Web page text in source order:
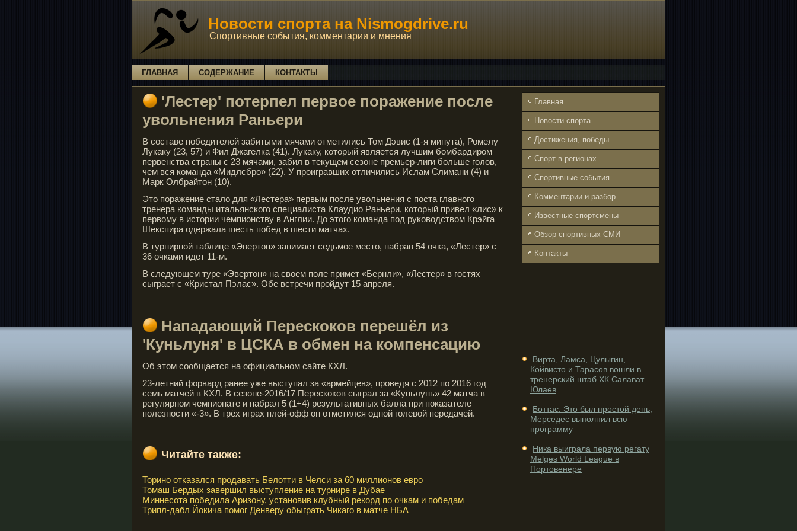
Новости спорта на Nismogdrive.ru
Спортивные события, комментарии и мнения
ГЛАВНАЯ СОДЕРЖАНИЕ КОНТАКТЫ
'Лестер' потерпел первое поражение после
увольнения Раньери
В составе победителей забитыми мячами отметились Том Дэвис (1-я минута), Ромелу
Лукаку (23, 57) и Фил Джагелка (41). Лукаку, который является лучшим бомбардиром
первенства страны с 23 мячами, забил в текущем сезоне премьер-лиги больше голов,
чем вся команда «Мидлсбро» (22). У проигравших отличились Ислам Слимани (4) и
Марк Олбрайтон (10).
Это поражение стало для «Лестера» первым после увольнения с поста главного
тренера команды итальянского специалиста Клаудио Раньери, который привел «лис» к
первому в истории чемпионству в Англии. До этого команда под руководством Крэйга
Шекспира одержала шесть побед в шести матчах.
В турнирной таблице «Эвертон» занимает седьмое место, набрав 54 очка, «Лестер» с
36 очками идет 11-м.
В следующем туре «Эвертон» на своем поле примет «Бернли», «Лестер» в гостях
сыграет с «Кристал Пэлас». Обе встречи пройдут 15 апреля.
Нападающий Перескоков перешёл из
'Куньлуня' в ЦСКА в обмен на компенсацию
Об этом сообщается на официальном сайте КХЛ.
23-летний форвард ранее уже выступал за «армейцев», проведя с 2012 по 2016 год
семь матчей в КХЛ. В сезоне-2016/17 Перескоков сыграл за «Куньлунь» 42 матча в
регулярном чемпионате и набрал 5 (1+4) результативных балла при показателе
полезности «-3». В трёх играх плей-офф он отметился одной голевой передачей.
Читайте также:
Торино отказался продавать Белотти в Челси за 60 миллионов евро
Томаш Бердых завершил выступление на турнире в Дубае
Миннесота победила Аризону, установив клубный рекорд по очкам и победам
Трипл-дабл Йокича помог Денверу обыграть Чикаго в матче НБА
Главная
Новости спорта
Достижения, победы
Спорт в регионах
Спортивные события
Комментарии и разбор
Известные спортсмены
Обзор спортивных СМИ
Контакты
Вирта, Ламса, Цулыгин,
Койвисто и Тарасов вошли в
тренерский штаб ХК Салават
Юлаев
Боттас: Это был простой день,
Мерседес выполнил всю
программу
Ника выиграла первую регату
Melges World League в
Портовенере